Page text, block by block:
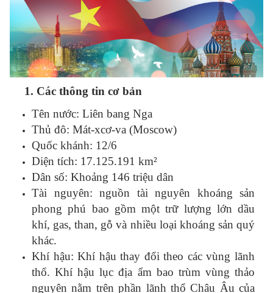
1. Các thông tin cơ bản
Tên nước: Liên bang Nga
Thủ đô: Mát-xcơ-va (Moscow)
Quốc khánh: 12/6
Diện tích: 17.125.191 km²
Dân số: Khoảng 146 triệu dân
Tài nguyên: nguồn tài nguyên khoáng sản
phong phú bao gồm một trữ lượng lớn dầu
khí, gas, than, gỗ và nhiều loại khoáng sản quý
khác.
Khí hậu: Khí hậu thay đổi theo các vùng lãnh
thổ. Khí hậu lục địa ẩm bao trùm vùng thảo
nguyên nằm trên phần lãnh thổ Châu Âu của